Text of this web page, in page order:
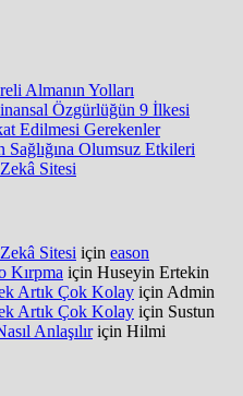
Almanın Yolları
Özgürlüğün 9 İlkesi
Edilmesi Gerekenler
Olumsuz Etkileri
Sitesi
Sitesi için eason
Kırpma için Huseyin Ertekin
Artık Çok Kolay için Admin
Artık Çok Kolay için Sustun
Anlaşılıriçin Hilmi